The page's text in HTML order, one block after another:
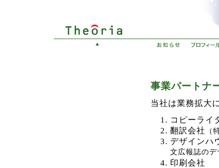
事業パートナ
当社は業務拡大
コピーライ
翻訳会社
（
デザインハ
文広報誌の
印刷会社